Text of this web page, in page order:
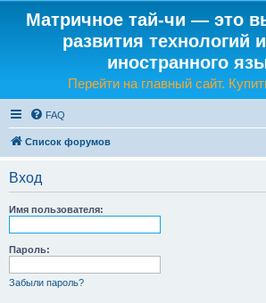
Матричное тай-чи — это
развития технологий
иностранного
Перейти на главный сайт.
FAQ
Список форумов
Вход
Имя пользователя:
Пароль:
Забыли пароль?